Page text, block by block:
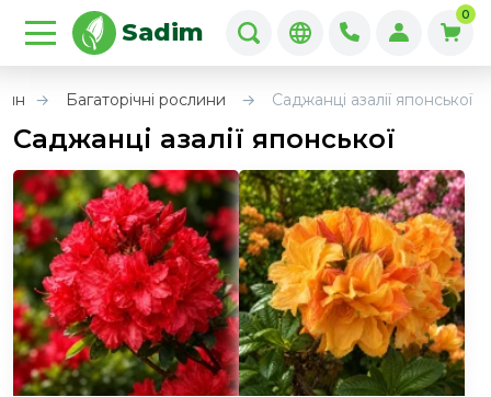
Sadim
0
Багаторічні рослини Саджанці азалії японської
Саджанці азалії японської